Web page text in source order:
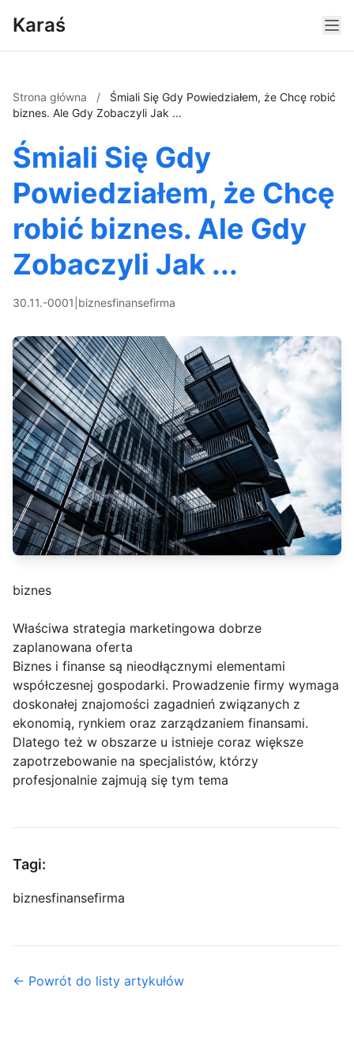
Karaś
Strona główna /
Śmiali Się Gdy Powiedziałem, że Chcę robić
biznes. Ale Gdy Zobaczyli Jak ...
Śmiali Się Gdy
Powiedziałem, że Chcę
robić biznes. Ale Gdy
Zobaczyli Jak ...
30.11.-0001 biznesfinansefirma
biznes
Właściwa strategia marketingowa dobrze
zaplanowana oferta
Biznes i finanse są nieodłącznymi elementami
współczesnej gospodarki. Prowadzenie firmy wymaga
doskonałej znajomości zagadnień związanych z
ekonomią, rynkiem oraz zarządzaniem finansami.
Dlatego też w obszarze u istnieje coraz większe
zapotrzebowanie na specjalistów, którzy
profesjonalnie zajmują się tym tema
Tagi:
biznesfinansefirma
← Powrót do listy artykułów